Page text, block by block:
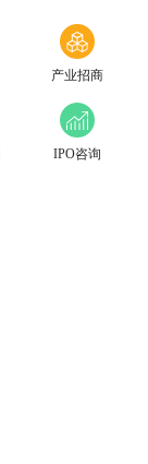
产业招商
IPO咨询